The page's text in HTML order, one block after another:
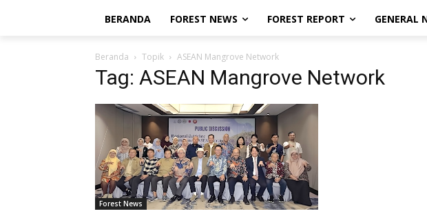
BERANDA FOREST NEWS FOREST REPORT GENERAL
Beranda Topik ASEAN Mangrove Network
Tag: ASEAN Mangrove Network
Forest News